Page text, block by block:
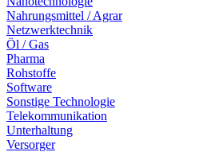
Nahrungsmittel / Agrar
Netzwerktechnik
Öl / Gas
Pharma
Rohstoffe
Software
Sonstige Technologie
Telekommunikation
Unterhaltung
Versorger